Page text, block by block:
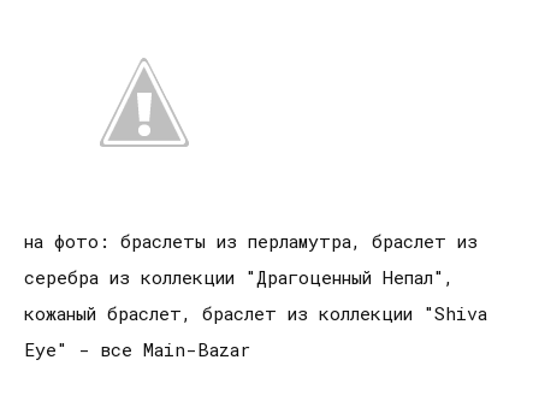
на фото: браслеты из перламутра, браслет из
серебра из коллекции "Драгоценный Непал",
кожаный браслет, браслет из коллекции "Shiva
Eye" - все Main-Bazar